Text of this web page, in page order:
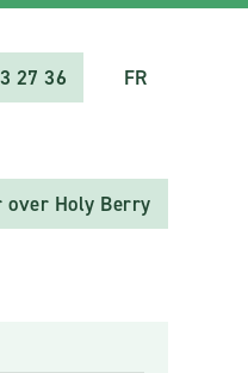
27 36 FR
over Holy Berry